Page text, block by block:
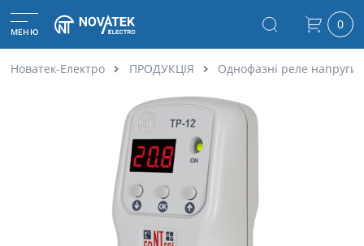
МЕНЮ 0
Новатек-Електро ПРОДУКЦІЯ Однофазні реле напруги